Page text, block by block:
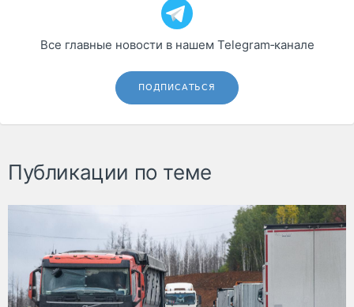
Все главные новости в нашем Telegram‑канале
ПОДПИСАТЬСЯ
Публикации по теме